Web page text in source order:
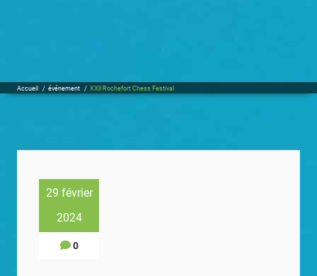
Accueil / événement / XXII Rochefort Chess Festival
29 février
2024
0